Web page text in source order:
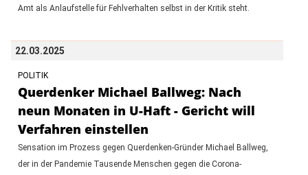
Amt als Anlaufstelle für Fehlverhalten selbst in der Kritik steht.
22.03.2025
POLITIK
Querdenker Michael Ballweg: Nach
neun Monaten in U-Haft - Gericht will
Verfahren einstellen
Sensation im Prozess gegen Querdenken-Gründer Michael Ballweg,
der in der Pandemie Tausende Menschen gegen die Corona-